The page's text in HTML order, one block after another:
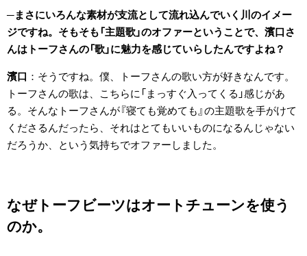
まさにいろんな素材が支流として流れ込んでいく川のイメー
ジですね。そもそも「主題歌」のオファーということで、濱口さ
んはトーフさんの「歌」に魅力を感じていらしたんですよね？
濱口
そうですね。僕、トーフさんの歌い方が好きなんです。
トーフさんの歌は、こちらに「まっすぐ入ってくる」感じがあ
る。そんなトーフさんが『寝ても覚めても』の主題歌を手がけて
くださるんだったら、それはとてもいいものになるんじゃない
だろうか、という気持ちでオファーしました。
なぜトーフビーツはオートチューンを使う
のか。